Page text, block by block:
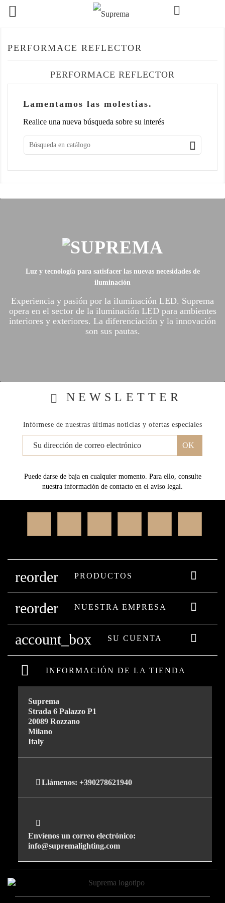

PERFORMACE REFLECTOR
PERFORMACE REFLECTOR
Lamentamos las molestias.
Realice una nueva búsqueda sobre su interés
Luz y tecnología para satisfacer las nuevas necesidades de
iluminación
Experiencia y pasión por la iluminación LED. Suprema
opera en el sector de la iluminación LED para ambientes
interiores y exteriores. La diferenciación y la innovación
son sus pautas.
NEWSLETTER
Infórmese de nuestras últimas noticias y ofertas especiales
Puede darse de baja en cualquier momento. Para ello, consulte
nuestra información de contacto en el aviso legal.
reorder PRODUCTOS 
reorder NUESTRA EMPRESA 
account_box SU CUENTA 
INFORMACIÓN DE LA TIENDA
Suprema
Strada 6 Palazzo P1
20089 Rozzano
Milano
Italy
Llámenos: +390278621940
Envíenos un correo electrónico:
info@supremalighting.com